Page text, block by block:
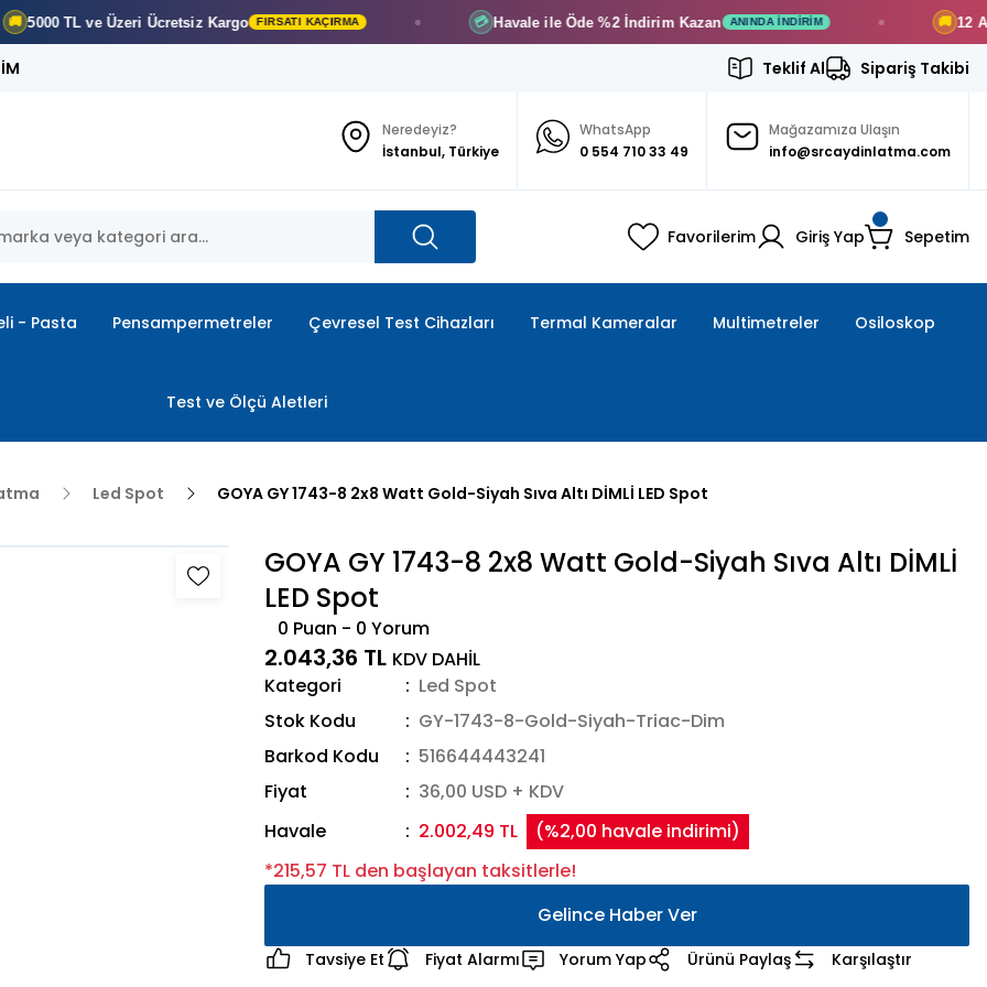
TL ve ÜzeriÜcretsiz Kargo FIRSATI KAÇIRMA 💳 Havale ile Öde %2 İndirimKazan ANINDA İNDIRIM 🚚 12 AyTaksit
Teklif Al Sipariş Takibi
Neredeyiz?
İstanbul, Türkiye
WhatsApp
0 554 710 33 49
Mağazamıza Ulaşın
info@srcaydinlatma.com
Favorilerim Giriş Yap Sepetim
- Pasta Pensampermetreler Çevresel Test Cihazları Termal Kameralar Multimetreler Osiloskop
Test ve Ölçü Aletleri
Led Spot GOYA GY 1743-8 2x8 Watt Gold-Siyah Sıva Altı DİMLİ LED Spot
GOYA GY 1743-8 2x8 Watt Gold-Siyah Sıva Altı DİMLİ
LED Spot
0 Puan - 0 Yorum
2.043,36 TL KDV DAHİL
Kategori
Led Spot
Stok Kodu
GY-1743-8-Gold-Siyah-Triac-Dim
Barkod Kodu
516644443241
Fiyat
36,00 USD + KDV
Havale
2.002,49 TL
(%2,00 havale indirimi)
*215,57 TL den başlayan taksitlerle!
Gelince Haber Ver
Tavsiye Et Fiyat Alarmı Yorum Yap Ürünü Paylaş Karşılaştır